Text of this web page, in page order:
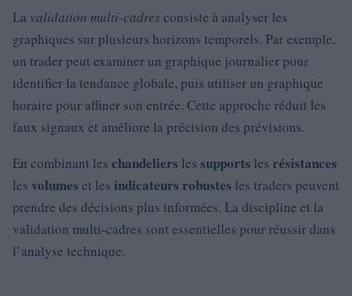
La validation multi-cadres consiste à analyser les
graphiques sur plusieurs horizons temporels. Par exemple,
un trader peut examiner un graphique journalier pour
identifier la tendance globale, puis utiliser un graphique
horaire pour affiner son entrée. Cette approche réduit les
faux signaux et améliore la précision des prévisions.
En combinant les chandeliers les supports les résistances
les volumes et les indicateurs robustes les traders peuvent
prendre des décisions plus informées. La discipline et la
validation multi-cadres sont essentielles pour réussir dans
l’analyse technique.